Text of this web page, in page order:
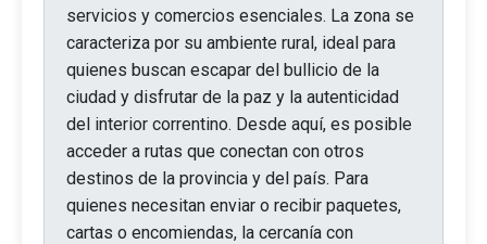
servicios y comercios esenciales. La zona se
caracteriza por su ambiente rural, ideal para
quienes buscan escapar del bullicio de la
ciudad y disfrutar de la paz y la autenticidad
del interior correntino. Desde aquí, es posible
acceder a rutas que conectan con otros
destinos de la provincia y del país. Para
quienes necesitan enviar o recibir paquetes,
cartas o encomiendas, la cercanía con